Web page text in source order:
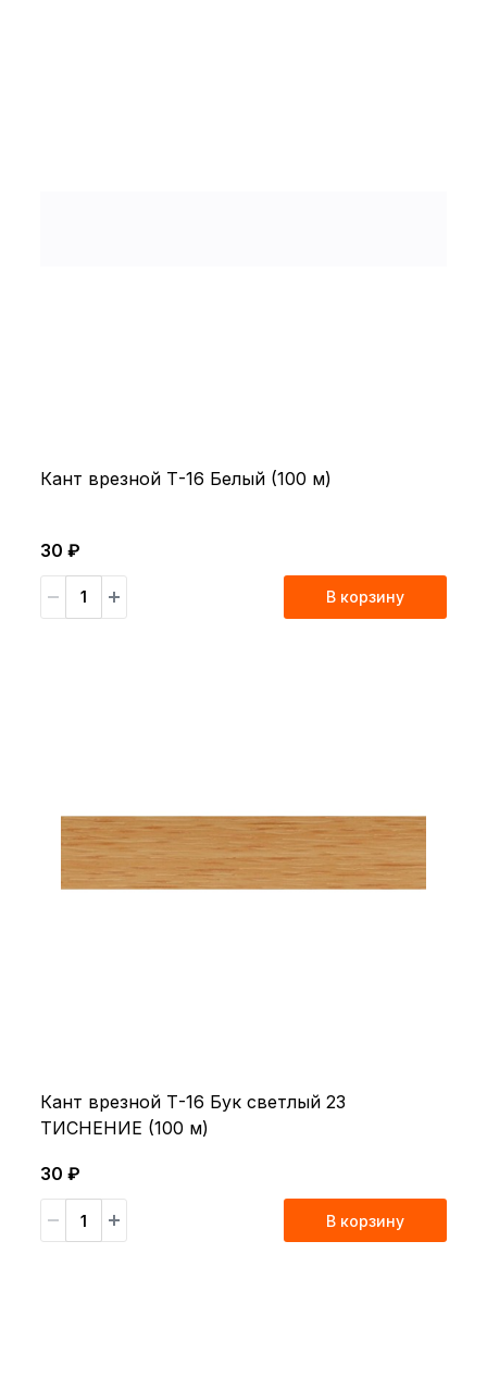
Кант врезной Т-16 Белый (100 м)
30 ₽
В корзину
Кант врезной Т-16 Бук светлый 23
ТИСНЕНИЕ (100 м)
30 ₽
В корзину